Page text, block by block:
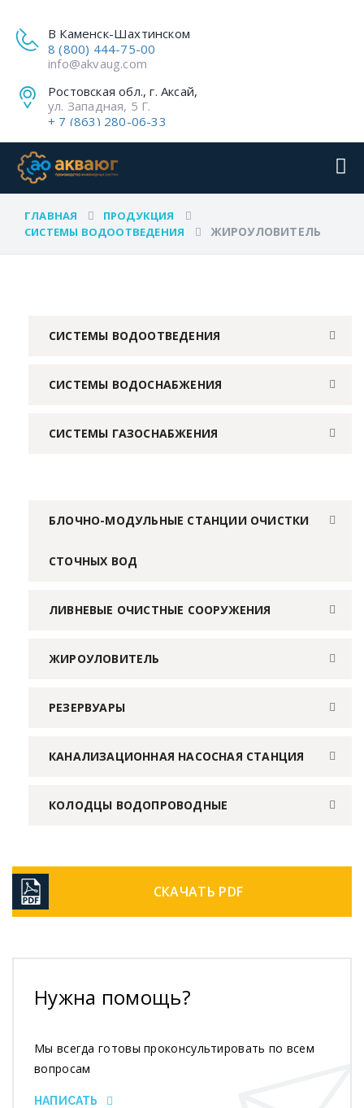
В Каменск-Шахтинском
8 (800) 444-75-00
info@akvaug.com
Ростовская обл., г. Аксай,
ул. Западная, 5 Г.
+ 7 (863) 280-06-33
ГЛАВНАЯ
ПРОДУКЦИЯ
СИСТЕМЫ ВОДООТВЕДЕНИЯ
ЖИРОУЛОВИТЕЛЬ
СИСТЕМЫ ВОДООТВЕДЕНИЯ
СИСТЕМЫ ВОДОСНАБЖЕНИЯ
СИСТЕМЫ ГАЗОСНАБЖЕНИЯ
БЛОЧНО-МОДУЛЬНЫЕ СТАНЦИИ ОЧИСТКИ
СТОЧНЫХ ВОД
ЛИВНЕВЫЕ ОЧИСТНЫЕ СООРУЖЕНИЯ
ЖИРОУЛОВИТЕЛЬ
РЕЗЕРВУАРЫ
КАНАЛИЗАЦИОННАЯ НАСОСНАЯ СТАНЦИЯ
КОЛОДЦЫ ВОДОПРОВОДНЫЕ
СКАЧАТЬ PDF
Нужна помощь?
Мы всегда готовы проконсультировать по всем
вопросам
НАПИСАТЬ